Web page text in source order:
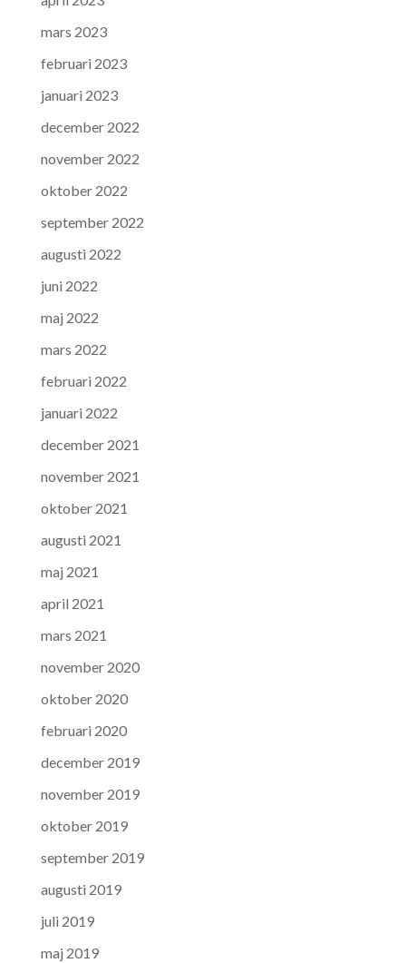
mars 2023
februari 2023
januari 2023
december 2022
november 2022
oktober 2022
september 2022
augusti 2022
juni 2022
maj 2022
mars 2022
februari 2022
januari 2022
december 2021
november 2021
oktober 2021
augusti 2021
maj 2021
april 2021
mars 2021
november 2020
oktober 2020
februari 2020
december 2019
november 2019
oktober 2019
september 2019
augusti 2019
juli 2019
maj 2019